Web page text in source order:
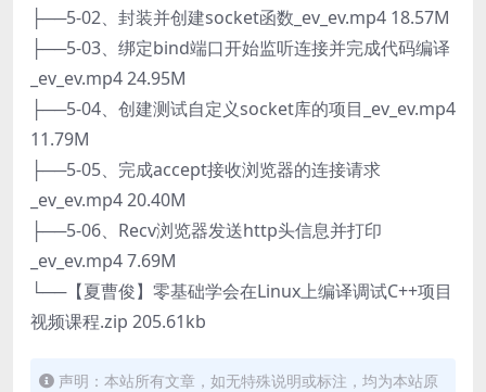
├──5-02、封装并创建socket函数_ev_ev.mp4 18.57M
├──5-03、绑定bind端口开始监听连接并完成代码编译
_ev_ev.mp4 24.95M
├──5-04、创建测试自定义socket库的项目_ev_ev.mp4
11.79M
├──5-05、完成accept接收浏览器的连接请求
_ev_ev.mp4 20.40M
├──5-06、Recv浏览器发送http头信息并打印
_ev_ev.mp4 7.69M
└──【夏曹俊】零基础学会在Linux上编译调试C++项目
视频课程.zip 205.61kb
声明：本站所有文章，如无特殊说明或标注，均为本站原